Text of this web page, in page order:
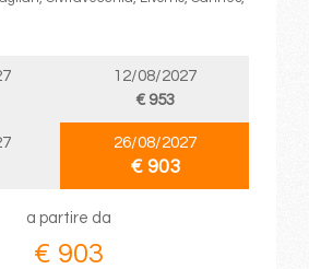
12/08/2027
€ 953
26/08/2027
€ 903
a partire da
€ 903